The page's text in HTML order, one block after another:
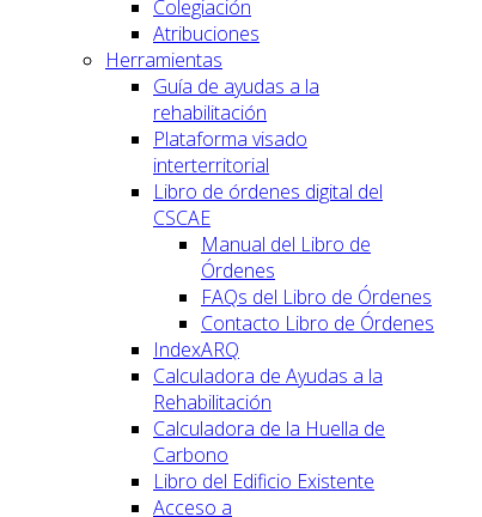
Colegiación
Atribuciones
Herramientas
Guía de ayudas a la
rehabilitación
Plataforma visado
interterritorial
Libro de órdenes digital del
CSCAE
Manual del Libro de
Órdenes
FAQs del Libro de Órdenes
Contacto Libro de Órdenes
IndexARQ
Calculadora de Ayudas a la
Rehabilitación
Calculadora de la Huella de
Carbono
Libro del Edificio Existente
Acceso a